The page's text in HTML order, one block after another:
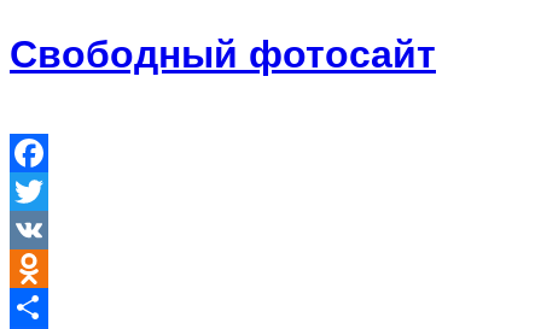
Свободный фотосайт
Facebook
Twitter
VK
Odnoklassniki